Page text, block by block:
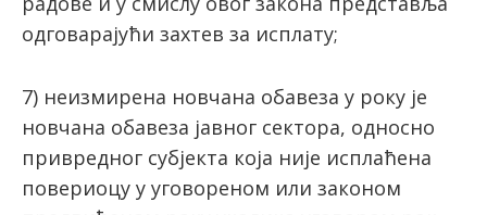
одговарајући захтев за исплату;
7) неизмирена новчана обавеза у року је
новчана обавеза јавног сектора, односно
привредног субјекта која није исплаћена
повериоцу у уговореном или законом